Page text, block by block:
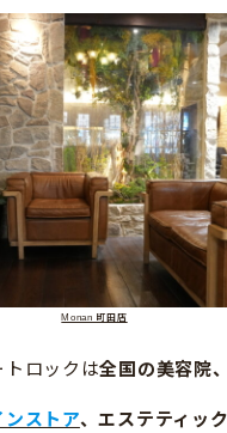
Monan 町田店
トロックは全国の美容院、
ストア、エステティック